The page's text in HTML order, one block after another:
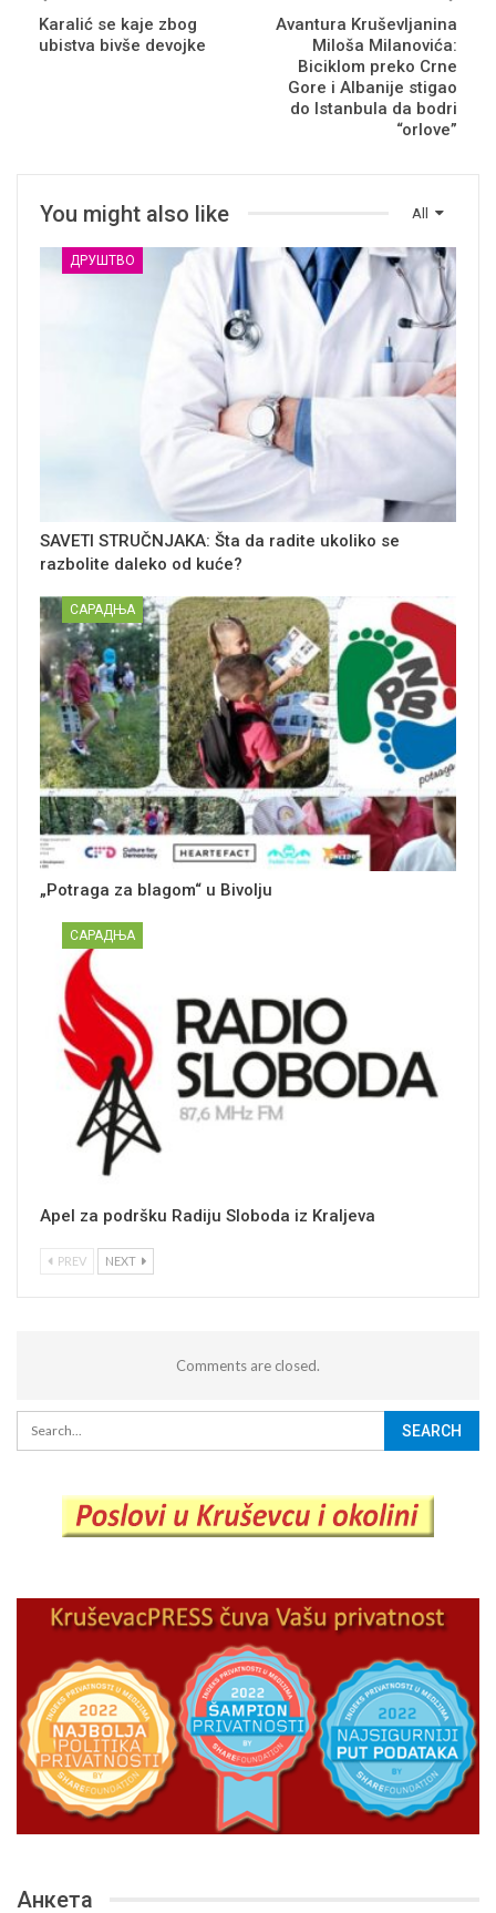
Karalić se kaje zbog
ubistva bivše devojke
Avantura Kruševljanina
Miloša Milanovića:
Biciklom preko Crne
Gore i Albanije stigao
do Istanbula da bodri
“orlove”
All
You might also like
ДРУШТВО
SAVETI STRUČNJAKA: Šta da radite ukoliko se
razbolite daleko od kuće?
САРАДЊА
„Potraga za blagom“ u Bivolju
САРАДЊА
Apel za podršku Radiju Sloboda iz Kraljeva
PREV NEXT
Comments are closed.
Анкета